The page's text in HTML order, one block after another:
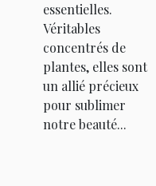
essentielles.
Véritables
concentrés de
plantes, elles sont
un allié précieux
pour sublimer
notre beauté...